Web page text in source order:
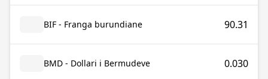
BIF - Franga burundiane 90.31
BMD - Dollari i Bermudeve 0.030